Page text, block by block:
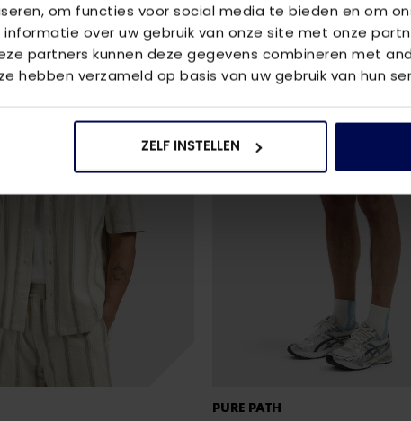
om functies voor social media te bieden en om
informatie over uw gebruik van onze site met onze
partners kunnen deze gegevens combineren met
hebben verzameld op basis van uw gebruik van hun
ZELF INSTELLEN
PURE PATH